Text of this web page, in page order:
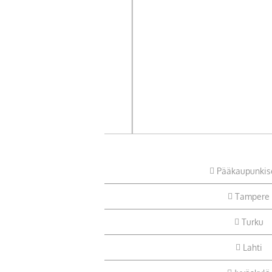
Tampere
Turku
Lahti